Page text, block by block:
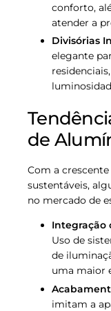
conforto,
atender a
Divisórias
elegante
de
Com a
sustentáveis,
no mercado de
Integração
Uso de
de
uma maior
imitam a